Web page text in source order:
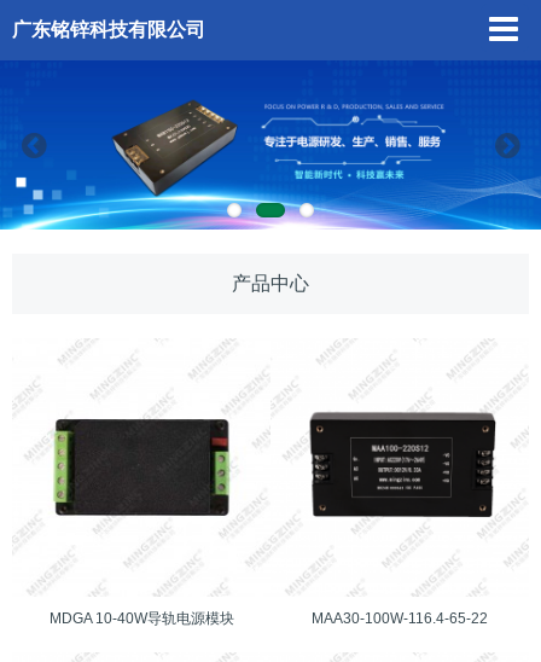
广东铭锌科技有限公司
产品中心
MDGA 10-40W导轨电源模块 MAA30-100W-116.4-65-22